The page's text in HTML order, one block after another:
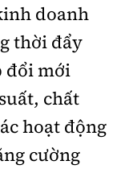
doanh
thời đẩy
đổi mới
chất
hoạt động
cường